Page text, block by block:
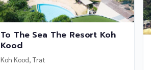
To The Sea The Resort Koh
Kood
Koh Kood, Trat